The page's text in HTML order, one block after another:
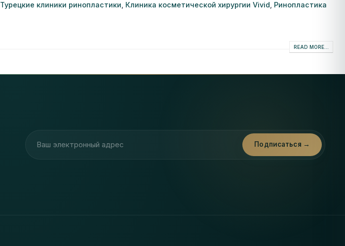
Турецкие клиники ринопластики, Клиника косметической хирургии Vivid, Ринопластика
READ MORE...
Подписаться →